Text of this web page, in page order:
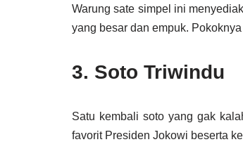
Warung sate simpel ini
yang besar dan empuk.
3. Soto Triwindu
Satu kembali soto yang gak
favorit Presiden Jokowi beserta